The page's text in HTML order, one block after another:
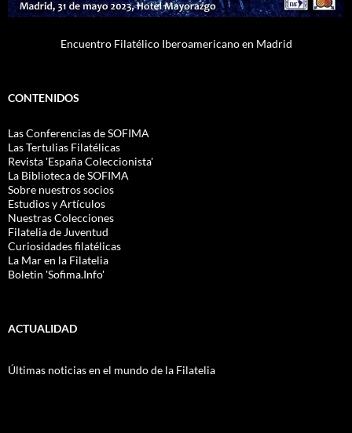
Encuentro Filatélico Iberoamericano en Madrid
CONTENIDOS
Las Conferencias de SOFIMA
Las Tertulias Filatélicas
Revista 'España Coleccionista'
La Biblioteca de SOFIMA
Sobre nuestros socios
Estudios y Artículos
Nuestras Colecciones
Filatelia de Juventud
Curiosidades filatélicas
La Mar en la Filatelia
Boletin 'Sofima.Info'
ACTUALIDAD
Últimas noticias en el mundo de la Filatelia